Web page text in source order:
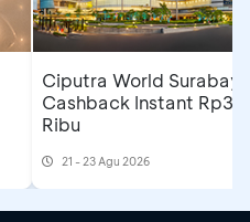
Ciputra World
Cashback Instant Rp30
Ribu
21 - 23 Agu 2026